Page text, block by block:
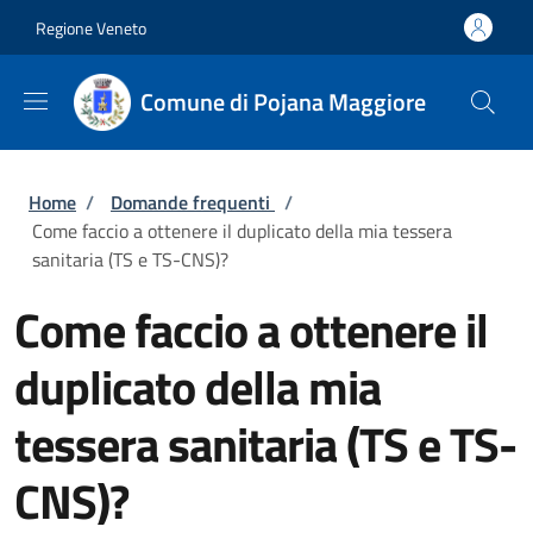
Regione Veneto
Comune di Pojana Maggiore
Briciole di pane
Home / Domande frequenti /
Come faccio a ottenere il duplicato della mia tessera
sanitaria (TS e TS-CNS)?
Come faccio a ottenere il
duplicato della mia
tessera sanitaria (TS e TS-
CNS)?